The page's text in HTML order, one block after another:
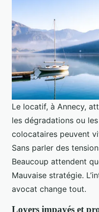
Le locatif, à Annecy,
les dégradations ou
colocataires peuvent
Sans parler des
Beaucoup attendent
Mauvaise stratégie.
avocat change tout.
Loyers impayés et